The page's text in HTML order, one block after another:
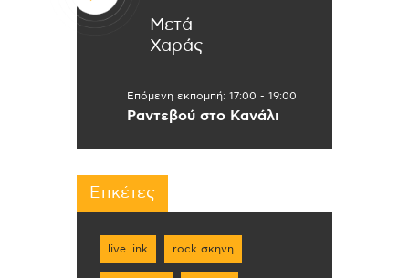
Μετά
Χαράς
Επόμενη εκπομπή: 17:00 - 19:00
Ραντεβού στο Κανάλι
Ετικέτες
live link rock σκηνη